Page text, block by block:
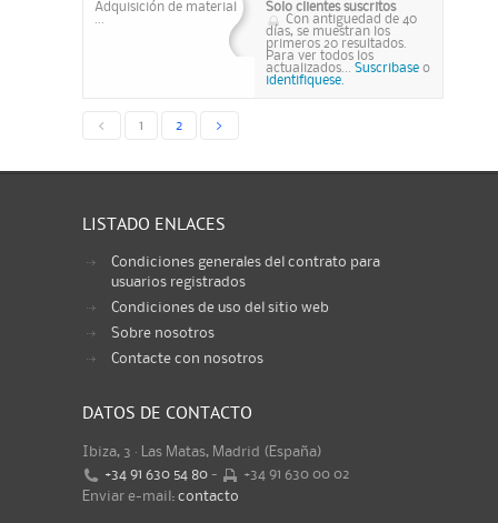
Adquisición de material
Solo clientes suscritos
Con antiguedad de 40
días, se muestran los
primeros 20 resultados.
Para ver todos los
actualizados... Suscribase o
identifiquese.
< 1 2 >
LISTADO ENLACES
Condiciones generales del contrato para
usuarios registrados
Condiciones de uso del sitio web
Sobre nosotros
Contacte con nosotros
DATOS DE CONTACTO
Ibiza, 3 · Las Matas, Madrid (España)
+34 91 630 54 80 -
+34 91 630 00 02
Enviar e-mail: contacto